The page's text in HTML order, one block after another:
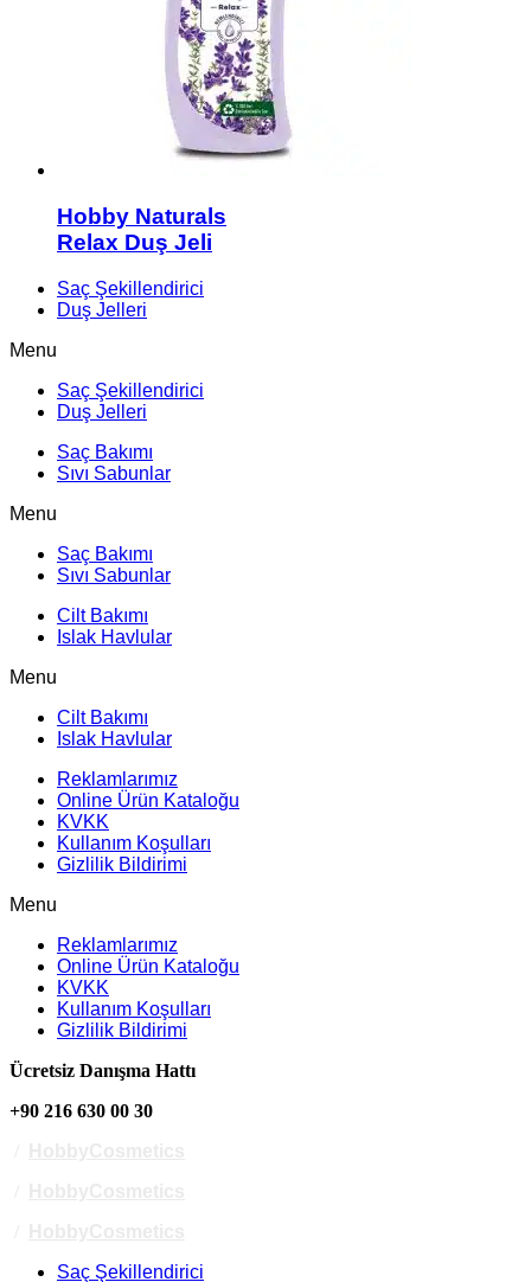
Hobby Naturals
Relax Duş Jeli
Saç Şekillendirici
Duş Jelleri
Menu
Saç Şekillendirici
Duş Jelleri
Saç Bakımı
Sıvı Sabunlar
Menu
Saç Bakımı
Sıvı Sabunlar
Cilt Bakımı
Islak Havlular
Menu
Cilt Bakımı
Islak Havlular
Reklamlarımız
Online Ürün Kataloğu
KVKK
Kullanım Koşulları
Gizlilik Bildirimi
Menu
Reklamlarımız
Online Ürün Kataloğu
KVKK
Kullanım Koşulları
Gizlilik Bildirimi
Ücretsiz Danışma Hattı
+90 216 630 00 30
Saç Şekillendirici